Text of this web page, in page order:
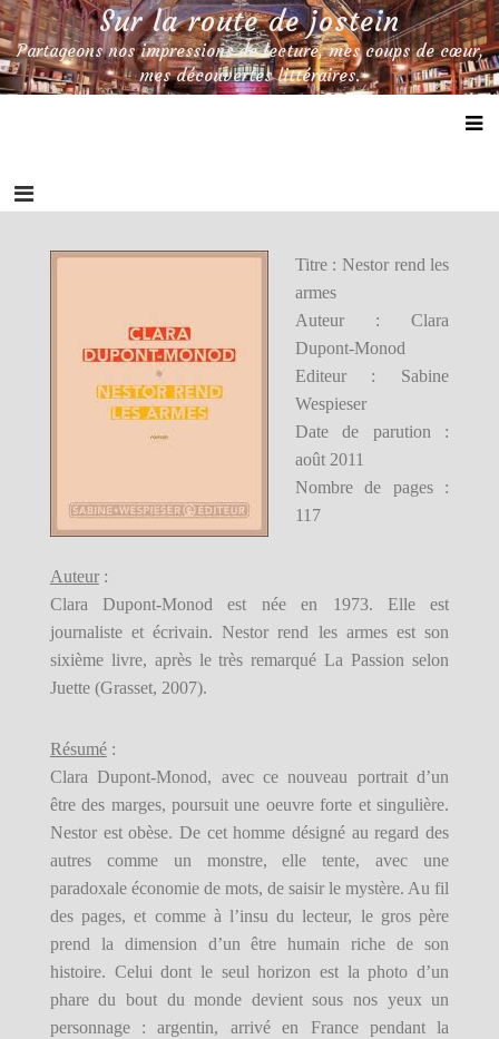
Skip
to
content
Sur la route de jostein
Partageons nos impressions de lecture, mes coups de cœur,
mes découvertes littéraires.
Titre : Nestor rend les
armes
Auteur : Clara
Dupont-Monod
Editeur : Sabine
Wespieser
Date de parution :
août 2011
Nombre de pages :
117
Auteur:
Clara Dupont-Monod est née en 1973. Elle est
journaliste et écrivain. Nestor rend les armes est son
sixième livre, après le très remarqué La Passion selon
Juette (Grasset, 2007).
Résumé:
Clara Dupont-Monod, avec ce nouveau portrait d’un
être des marges, poursuit une oeuvre forte et singulière.
Nestor est obèse. De cet homme désigné au regard des
autres comme un monstre, elle tente, avec une
paradoxale économie de mots, de saisir le mystère. Au fil
des pages, et comme à l’insu du lecteur, le gros père
prend la dimension d’un être humain riche de son
histoire. Celui dont le seul horizon est la photo d’un
phare du bout du monde devient sous nos yeux un
personnage : argentin, arrivé en France pendant la